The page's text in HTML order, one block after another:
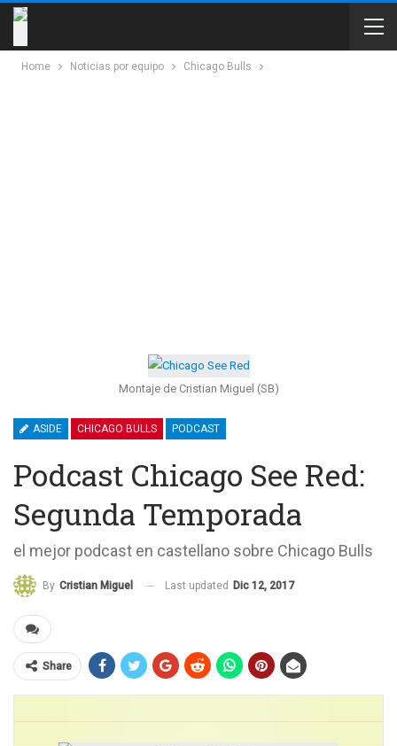
Home Noticias por equipo Chicago Bulls
Montaje de Cristian Miguel (SB)
ASIDE CHICAGO BULLS PODCAST
Podcast Chicago See Red:
Segunda Temporada
el mejor podcast en castellano sobre Chicago Bulls
By Cristian Miguel Last updated Dic 12, 2017
Share